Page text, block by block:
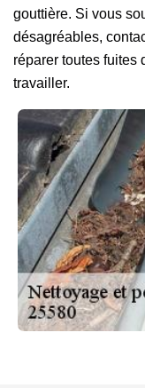
gouttière. Si vous
désagréables,
réparer toutes fuites
travailler.